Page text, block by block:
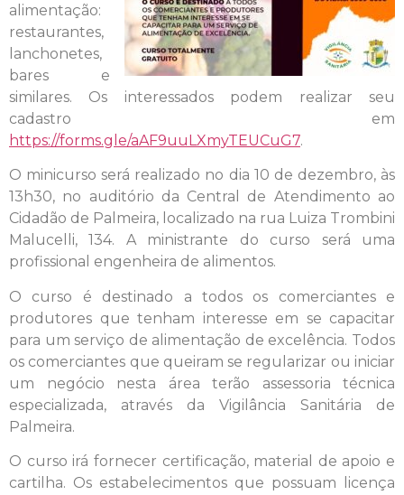
alimentação:
restaurantes,
lanchonetes,
bares e
similares. Os interessados podem realizar seu
cadastro em
https://forms.gle/aAF9uuLXmyTEUCuG7.
O minicurso será realizado no dia 10 de dezembro, às
13h30, no auditório da Central de Atendimento ao
Cidadão de Palmeira, localizado na rua Luiza Trombini
Malucelli, 134. A ministrante do curso será uma
profissional engenheira de alimentos.
O curso é destinado a todos os comerciantes e
produtores que tenham interesse em se capacitar
para um serviço de alimentação de excelência. Todos
os comerciantes que queiram se regularizar ou iniciar
um negócio nesta área terão assessoria técnica
especializada, através da Vigilância Sanitária de
Palmeira.
O curso irá fornecer certificação, material de apoio e
cartilha. Os estabelecimentos que possuam licença